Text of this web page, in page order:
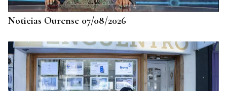
Noticias Ourense 07/08/2026